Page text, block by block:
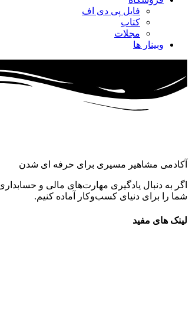
فایل پی دی اف
کتاب
مجلات
وبینار ها
آکادمی مشاهیر مسیری برای حرفه ای شدن
اگر به دنبال یادگیری مهارت‌های مالی و
شما را برای دنیای کسب‌وکار آماده کنیم.
لینک های مفید